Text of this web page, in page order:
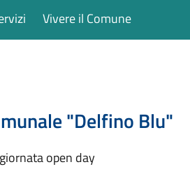
Vivere il Comune
"Delfino Blu"
open day